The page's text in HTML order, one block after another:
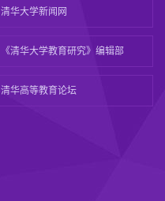
清华大学新闻网
《清华大学教育研究》编辑部
清华高等教育论坛